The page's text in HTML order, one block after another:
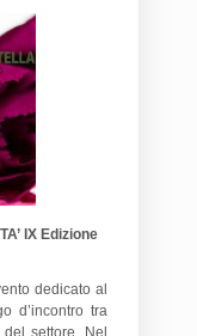
IX Edizione
dedicato al
d’incontro tra
settore. Nel